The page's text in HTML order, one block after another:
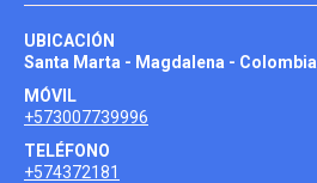
UBICACIÓN
Santa Marta - Magdalena - Colombia
MÓVIL
+573007739996
TELÉFONO
+574372181